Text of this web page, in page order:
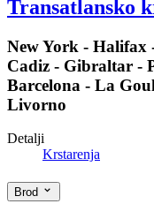
Transatlansko
New York - Halifax
Cadiz - Gibraltar -
Barcelona - La
Livorno
Detalji
Krstarenja
Brod